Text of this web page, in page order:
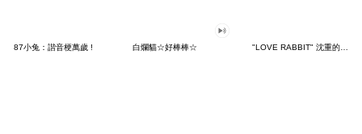
87小兔：諧音梗萬歲 ! 白爛貓☆好棒棒☆ "LOVE RABBIT" 沈重的愛 台灣版